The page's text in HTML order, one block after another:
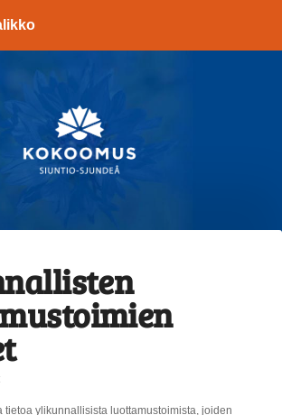
Kokoomus Siuntio-
tietoa ylikunnallisista luottamustoimista, joiden